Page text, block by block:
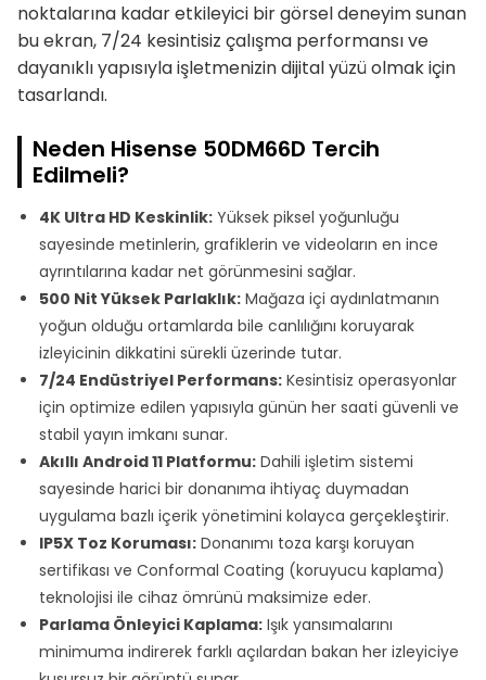
noktalarına kadar etkileyici bir görsel deneyim sunan
bu ekran, 7/24 kesintisiz çalışma performansı ve
dayanıklı yapısıyla işletmenizin dijital yüzü olmak için
tasarlandı.
Neden Hisense 50DM66D Tercih
Edilmeli?
4K Ultra HD Keskinlik: Yüksek piksel yoğunluğu
sayesinde metinlerin, grafiklerin ve videoların en ince
ayrıntılarına kadar net görünmesini sağlar.
500 Nit Yüksek Parlaklık: Mağaza içi aydınlatmanın
yoğun olduğu ortamlarda bile canlılığını koruyarak
izleyicinin dikkatini sürekli üzerinde tutar.
7/24 Endüstriyel Performans: Kesintisiz operasyonlar
için optimize edilen yapısıyla günün her saati güvenli ve
stabil yayın imkanı sunar.
Akıllı Android 11 Platformu: Dahili işletim sistemi
sayesinde harici bir donanıma ihtiyaç duymadan
uygulama bazlı içerik yönetimini kolayca gerçekleştirir.
IP5X Toz Koruması: Donanımı toza karşı koruyan
sertifikası ve Conformal Coating (koruyucu kaplama)
teknolojisi ile cihaz ömrünü maksimize eder.
Parlama Önleyici Kaplama: Işık yansımalarını
minimuma indirerek farklı açılardan bakan her izleyiciye